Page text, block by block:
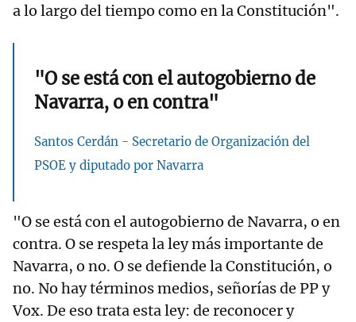
a lo largo del tiempo como en la Constitución".
"O se está con el autogobierno de
Navarra, o en contra"
Santos Cerdán - Secretario de Organización del
PSOE y diputado por Navarra
"O se está con el autogobierno de Navarra, o en
contra. O se respeta la ley más importante de
Navarra, o no. O se defiende la Constitución, o
no. No hay términos medios, señorías de PP y
Vox. De eso trata esta ley: de reconocer y